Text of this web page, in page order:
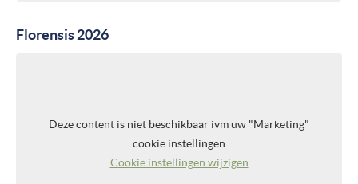
Florensis 2026
Deze content is niet beschikbaar ivm uw "Marketing"
cookie instellingen
Cookie instellingen wijzigen